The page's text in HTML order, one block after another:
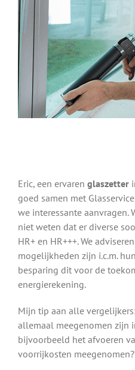
Eric, een ervaren glaszetter
goed samen met
we interessante aanvragen.
niet weten dat er diverse
HR+ en HR+++. We
mogelijkheden zijn i.c.m.
besparing dit voor de
energierekening.
Mijn tip aan alle
allemaal meegenomen zijn
bijvoorbeeld het afvoeren
voorrijkosten